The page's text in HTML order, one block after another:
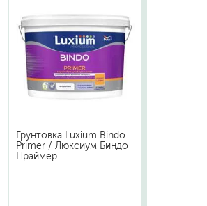
Грунтовка Luxium Bindo
Primer / Люксиум Биндо
Праймер